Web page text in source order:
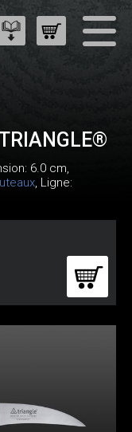
6.0 cm,
, Ligne: